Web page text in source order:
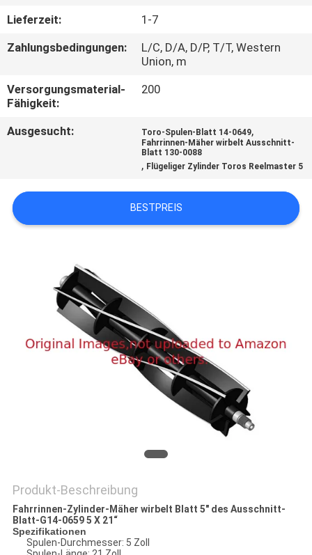
UNS
IN
NACHRICHTEN
PRIVACY
POLICY
Lieferzeit:
1-7
Zahlungsbedingungen:
L/C, D/A, D/P, T/T, Western
Union, m
Versorgungsmaterial-
Fähigkeit:
200
Ausgesucht: Toro-Spulen-Blatt 14-0649,
Fahrrinnen-Mäher wirbelt Ausschnitt-
Blatt 130-0088
, Flügeliger Zylinder Toros Reelmaster 5
BESTPREIS
Produkt-Beschreibung
Fahrrinnen-Zylinder-Mäher wirbelt Blatt 5" des Ausschnitt-
Blatt-G14-0659 5 X 21“
Spezifikationen
Spulen-Durchmesser: 5 Zoll